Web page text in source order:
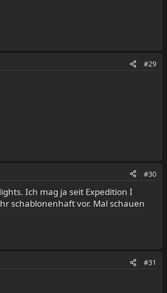
#29
#30
Ich mag ja seit Expedition I
schablonenhaft vor. Mal schauen
#31